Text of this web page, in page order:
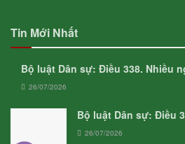
Tin Mới Nhất
Bộ luật Dân sự: Điều 338. Nhiều
26/07/2026
Bộ luật Dân sự: Điều
26/07/2026